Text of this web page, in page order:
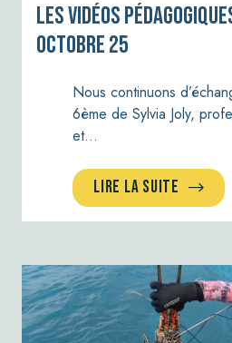
Les vidéos
Octobre 25
Nous continuons
6ème de Sylvia Joly,
et…
LIRE LA SUITE